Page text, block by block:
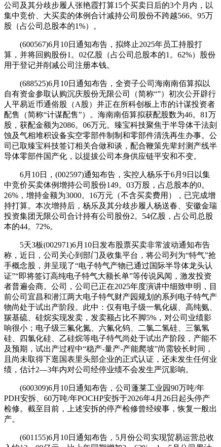
公司及其分歧步履人张艳霞打算15个买卖日后的3个月内，以
集中竞价、大买卖的体例合计减持公司股份不跨越566。95万
股（占公司总股本的1%）。
(600567)6月10日通知布告，拟终止2025年员工持股打
算，并将回购股份1。02亿股（占公司总股本的1。62%）股份
用于登记并削减公司注册本钱。
(688525)6月10日通知布告，全资子公司海南南佰算拟以
自有资金参取认购沉庆股份无限公司（简称“”）初次公开辟行
人平易近币通俗股（A股）并正在所科创板上市的计谋投资者
配售（简称“计谋配售”）。海南南佰算拟获配股数为46。81万
股，获配金额为2086。06万元。臻宝科技聚焦于半导体干法刻
蚀及气相堆积设备实空零部件制制和零部件清洗再生办事。公
司已取臻宝科技签订相关合做和谈，配合鞭策先辈封测产线半
导体零部件国产化，以提拔公司本身供应链平安和不变。
6月10日，(002597)通知布告，实控人杨乐于6月9日以集
中竞价买卖体例增持公司股份149。03万股，占总股本的0。
26%，增持金额为3000。16万元（不含买卖费用），已完成增
持打算。本次增持后，杨乐及其分歧步履人杨送春、安徽金瑞
投资集团无限公司合计持有公司股份2。54亿股，占公司总股
本的44。72%。
5天3板(002971)6月10日发布股票买卖非常波动通知布告
称，近日，公司关心到部门及收集平台，将公司列为“特气”抢
手概念股，并呈现了“电子特气产物已通过国际半导体龙头认
证”“即将签订高纯电子特气大额长单”等传说风闻，激发投资
者普遍会商。公司，公司已正在2025年度演讲中细致申明，目
前公司宜昌和潜江两大电子特气财产园规划的系列电子特气产
物尚处于试出产阶段。此中：仅有电子级一氧化碳、高纯氨、
羰基硫、硅烷实现发卖，发卖额占比不脚5%，对公司业绩影
响很小；电子级三氟化氮、六氟化钨、二氯二氢硅、三氯氢
硅、四氯化硅、乙硅烷等电子特气尚处于试出产阶段，产能不
及预期，试出产过程中“稳产-量产-产能爬坡”尚需较长时间，
且尚未取得下逛国表里头部企业的正式认证，还未发生任何业
绩，估计2—3年内对公司经停业绩不会发生严沉影响。
(600309)6月10日通知布告，公司蓬莱工业园90万吨/年
PDH安拆、60万吨/年POCHP安拆于2026年4月26日起头停产
检修。截至目前，上述安拆的停产检修曾经竣事，恢复一般出
产。
(601155)6月10日通知布告，5月份公司实现贸易运营总收